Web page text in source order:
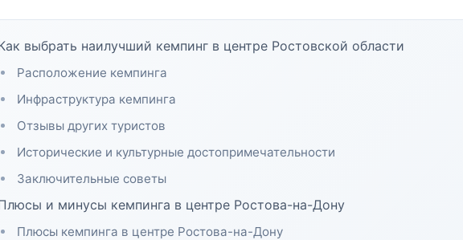
выбрать наилучший кемпинг в центре Ростовской области
Расположение кемпинга
Инфраструктура кемпинга
Отзывы других туристов
Исторические и культурные достопримечательности
Заключительные советы
и минусы кемпинга в центре Ростова-на-Дону
Плюсы кемпинга в центре Ростова-на-Дону